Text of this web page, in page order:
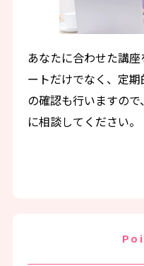
あなたに合わせた講
ートだけでなく、定
の確認も行いますの
に相談してください。